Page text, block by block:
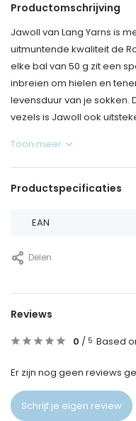
Productomschrijving
Jawoll van Lang Yarns is
uitmuntende kwaliteit de
elke bal van 50 g zit een
inbreien om hielen en
levensduur van je sokken.
vezels is Jawoll ook
Toon meer
Productspecificaties
EAN
Delen
Reviews
0 / 5 Based
Er zijn nog geen reviews
Schrijf je eigen review